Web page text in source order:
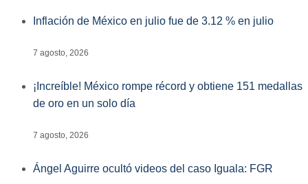
Inflación de México en julio fue de 3.12 % en julio
7 agosto, 2026
¡Increíble! México rompe récord y obtiene 151 medallas
de oro en un solo día
7 agosto, 2026
Ángel Aguirre ocultó videos del caso Iguala: FGR